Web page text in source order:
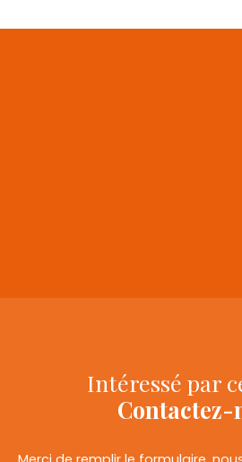
Intéressé par
Contactez-